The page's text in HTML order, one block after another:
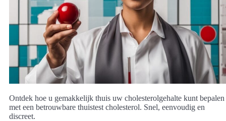
Ontdek hoe u gemakkelijk thuis uw cholesterolgehalte kunt bepalen
met een betrouwbare thuistest cholesterol. Snel, eenvoudig en
discreet.